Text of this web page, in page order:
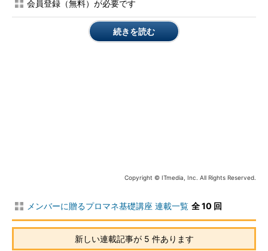
ームワーク
第1章 序論
第4章 プロジェクト統合マネジメント
第5章 プロジェクト・スコープ・マネジメン
会員登録（無料）が必要です
続きを読む
Copyright © ITmedia, Inc. All Rights Reserved.
メンバーに贈るプロマネ基礎講座 連載一覧 全 10 回
新しい連載記事が 5 件あります